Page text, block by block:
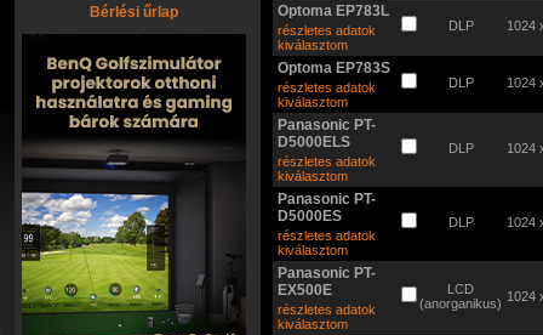
Bérlési űrlap
Optoma EP783L
részletes adatok
kiválasztom
DLP 1024
Optoma EP783S
részletes adatok
kiválasztom
DLP 1024
Panasonic PT-
D5000ELS
részletes adatok
kiválasztom
DLP 1024
Panasonic PT-
D5000ES
részletes adatok
kiválasztom
DLP 1024
Panasonic PT-
EX500E
részletes adatok
kiválasztom
LCD
(anorganikus) 1024